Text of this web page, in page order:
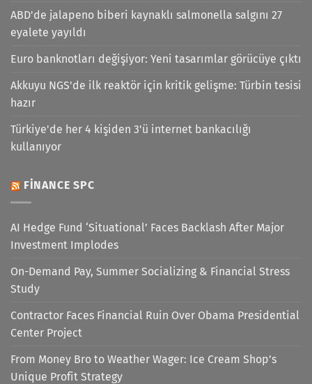
ABD'de jalapeno biberi kaynaklı salmonella salgını 27
eyalete yayıldı
Euro banknotları değişiyor: Yeni tasarımlar görücüye çıktı
Akkuyu NGS'de ilk reaktör için kritik gelişme: Türbin tesisi
hazır
Türkiye'de her 4 kişiden 3'ü internet bankacılığı
kullanıyor
FINANCE SPC
AI Hedge Fund ‘Situational’ Faces Backlash After Major
Investment Implodes
On-Demand Pay, Summer Socializing & Financial Stress
Study
Contractor Faces Financial Ruin Over Obama Presidential
Center Project
From Money Bro to Weather Wager: Ice Cream Shop’s
Unique Profit Strategy